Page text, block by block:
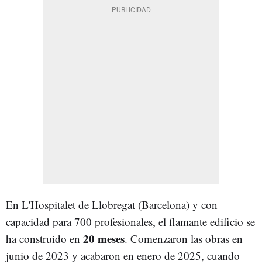
En L'Hospitalet de Llobregat (Barcelona) y con
capacidad para 700 profesionales, el flamante edificio se
ha construido en 20 meses. Comenzaron las obras en
junio de 2023 y acabaron en enero de 2025, cuando